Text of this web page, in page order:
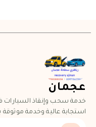
عجمان
خدمة سحب وإنقاذ السيارات
استجابة عالية وخدمة